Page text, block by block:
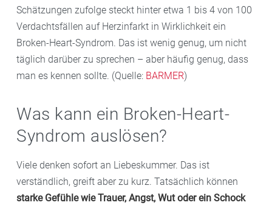
Schätzungen zufolge steckt hinter etwa 1 bis 4 von 100
Verdachtsfällen auf Herzinfarkt in Wirklichkeit ein
Broken-Heart-Syndrom. Das ist wenig genug, um nicht
täglich darüber zu sprechen – aber häufig genug, dass
man es kennen sollte. (Quelle: BARMER)
Was kann ein Broken-Heart-
Syndrom auslösen?
Viele denken sofort an Liebeskummer. Das ist
verständlich, greift aber zu kurz. Tatsächlich können
starke Gefühle wie Trauer, Angst, Wut oder ein Schock